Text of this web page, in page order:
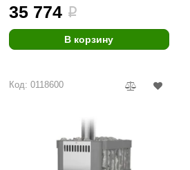
35 774 i
В корзину
Код: 0118600